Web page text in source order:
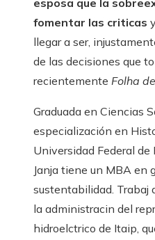
esposa que la
fomentar las criticas
llegar a ser,
de las decisiones que
recientemente Folha
Graduada en Ciencias
especialización en
Universidad Federal de
Janja tiene un MBA en
sustentabilidad. Trabaj
la administracin del
hidroelctrico de Itaip,